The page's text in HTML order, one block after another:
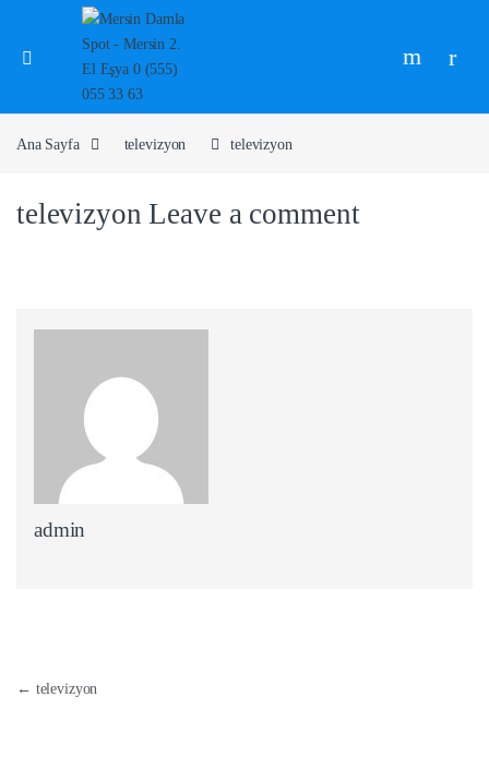
Ana Sayfa televizyon televizyon
televizyonLeave a comment
admin
Yazı dolaşımı
← televizyon